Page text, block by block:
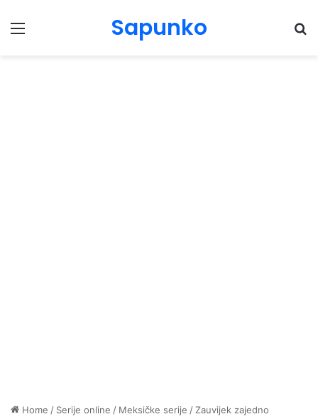
Menu Sapunko
Home / Serije online / Meksičke serije / Zauvijek zajedno